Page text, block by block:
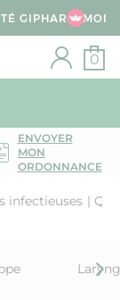
GIPHAR & MOI
0
ENVOYER
MON
ORDONNANCE
infectieuses